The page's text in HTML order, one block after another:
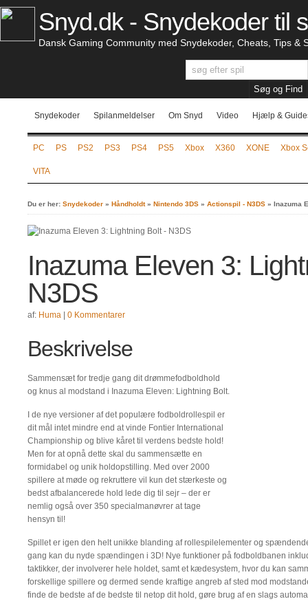
Snyd.dk - Snydekoder til
Dansk Gaming Community med Snydekoder, Cheats, Tips &
Snydekoder Spilanmeldelser Om Snyd Video Hjælp &
PC PS PS2 PS3 PS4 PS5 Xbox X360 XONE Xbox
VITA
Du er her: Snydekoder » Håndholdt» Nintendo 3DS » Actionspil - N3DS » Inazuma
Inazuma Eleven 3:
N3DS
af: Huma 0 Kommentarer
Beskrivelse
Sammensæt for tredje gang dit drømmefodboldhold
og knus al modstand i Inazuma Eleven: Lightning Bolt.
I de nye versioner af det populære fodboldrollespil er
dit mål intet mindre end at vinde Fontier International
Championship og blive kåret til verdens bedste hold!
Men for at opnå dette skal du sammensætte en
formidabel og unik holdopstilling. Med over 2000
spillere at møde og rekruttere vil kun det stærkeste og
bedst afbalancerede hold lede dig til sejr – der er
nemlig også over 350 specialmanøvrer at tage
hensyn til!
Spillet er igen den helt unikke blanding af rollespilelementer og
gang kan du nyde spændingen i 3D! Nye funktioner på fodboldbanen
taktikker, der involverer hele holdet, samt et kædesystem, hvor du kan
forskellige spillere og dermed sende kraftige angreb af sted mod
finde de bedste af de bedste til netop dit hold, gøre brug af en slags